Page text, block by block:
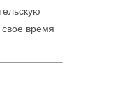
свое время